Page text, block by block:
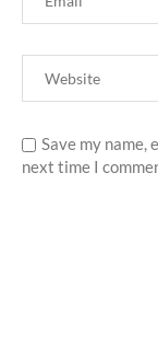
Save my name,
next time I